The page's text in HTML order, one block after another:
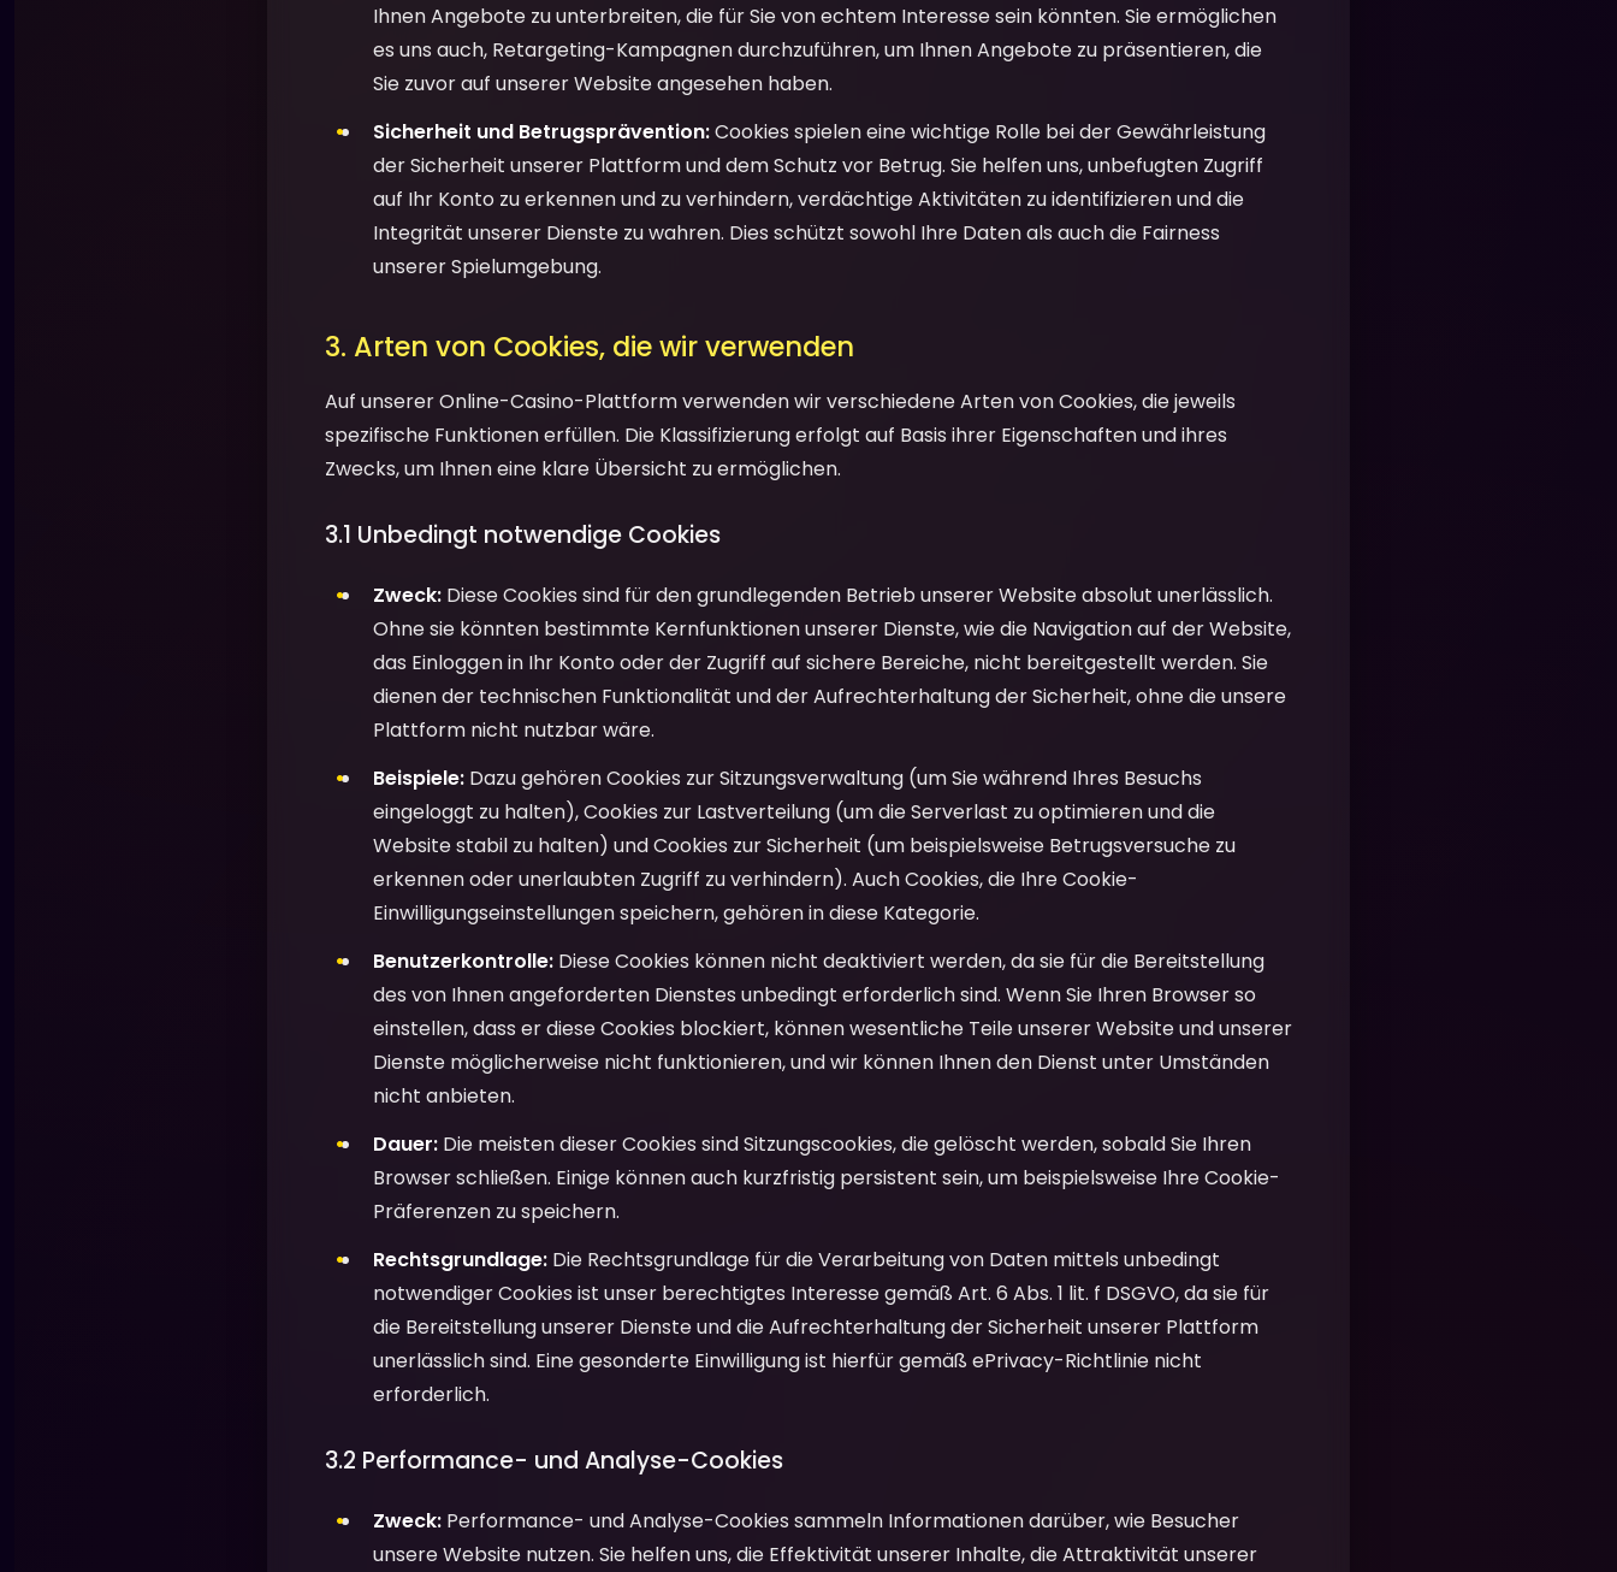
Ihnen Angebote zu unterbreiten, die für Sie von echtem Interesse sein könnten. Sie ermöglichen
es uns auch, Retargeting-Kampagnen durchzuführen, um Ihnen Angebote zu präsentieren, die
Sie zuvor auf unserer Website angesehen haben.
Sicherheit und Betrugsprävention:Cookies spielen eine wichtige Rolle bei der Gewährleistung
der Sicherheit unserer Plattform und dem Schutz vor Betrug. Sie helfen uns, unbefugten Zugriff
auf Ihr Konto zu erkennen und zu verhindern, verdächtige Aktivitäten zu identifizieren und die
Integrität unserer Dienste zu wahren. Dies schützt sowohl Ihre Daten als auch die Fairness
unserer Spielumgebung.
3. Arten von Cookies, die wir verwenden
Auf unserer Online-Casino-Plattform verwenden wir verschiedene Arten von Cookies, die jeweils
spezifische Funktionen erfüllen. Die Klassifizierung erfolgt auf Basis ihrer Eigenschaften und ihres
Zwecks, um Ihnen eine klare Übersicht zu ermöglichen.
3.1 Unbedingt notwendige Cookies
Zweck: Diese Cookies sind für den grundlegenden Betrieb unserer Website absolut unerlässlich.
Ohne sie könnten bestimmte Kernfunktionen unserer Dienste, wie die Navigation auf der Website,
das Einloggen in Ihr Konto oder der Zugriff auf sichere Bereiche, nicht bereitgestellt werden. Sie
dienen der technischen Funktionalität und der Aufrechterhaltung der Sicherheit, ohne die unsere
Plattform nicht nutzbar wäre.
Beispiele: Dazu gehören Cookies zur Sitzungsverwaltung (um Sie während Ihres Besuchs
eingeloggt zu halten), Cookies zur Lastverteilung (um die Serverlast zu optimieren und die
Website stabil zu halten) und Cookies zur Sicherheit (um beispielsweise Betrugsversuche zu
erkennen oder unerlaubten Zugriff zu verhindern). Auch Cookies, die Ihre Cookie-
Einwilligungseinstellungen speichern, gehören in diese Kategorie.
Benutzerkontrolle: Diese Cookies können nicht deaktiviert werden, da sie für die Bereitstellung
des von Ihnen angeforderten Dienstes unbedingt erforderlich sind. Wenn Sie Ihren Browser so
einstellen, dass er diese Cookies blockiert, können wesentliche Teile unserer Website und unserer
Dienste möglicherweise nicht funktionieren, und wir können Ihnen den Dienst unter Umständen
nicht anbieten.
Dauer: Die meisten dieser Cookies sind Sitzungscookies, die gelöscht werden, sobald Sie Ihren
Browser schließen. Einige können auch kurzfristig persistent sein, um beispielsweise Ihre Cookie-
Präferenzen zu speichern.
Rechtsgrundlage: Die Rechtsgrundlage für die Verarbeitung von Daten mittels unbedingt
notwendiger Cookies ist unser berechtigtes Interesse gemäß Art. 6 Abs. 1 lit. f DSGVO, da sie für
die Bereitstellung unserer Dienste und die Aufrechterhaltung der Sicherheit unserer Plattform
unerlässlich sind. Eine gesonderte Einwilligung ist hierfür gemäß ePrivacy-Richtlinie nicht
erforderlich.
3.2 Performance- und Analyse-Cookies
Zweck: Performance- und Analyse-Cookies sammeln Informationen darüber, wie Besucher
unsere Website nutzen. Sie helfen uns, die Effektivität unserer Inhalte, die Attraktivität unserer